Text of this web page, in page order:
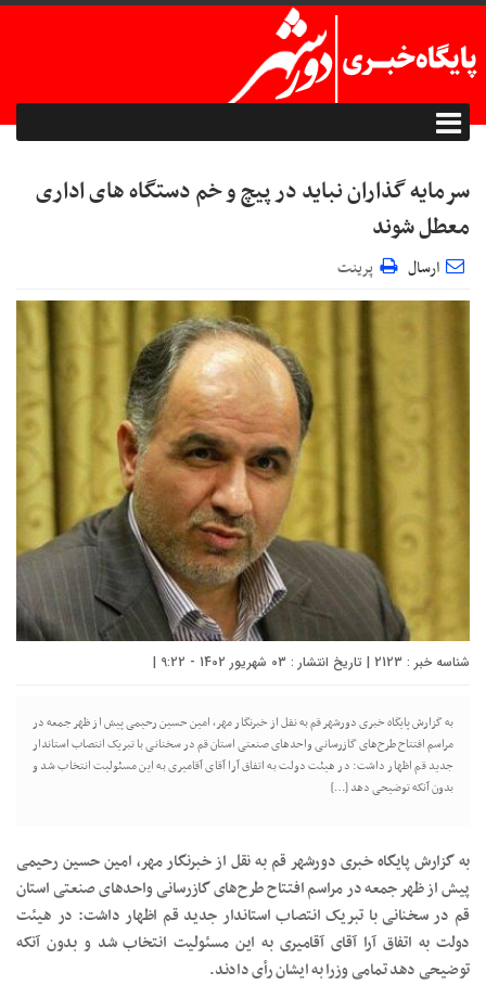
سرمایه گذاران نباید در پیچ و خم دستگاه های اداری
معطل شوند
ارسال پرینت
شناسه خبر : 2123 | تاریخ انتشار : 03 شهریور 1402 - 9:22 |
به گزارش پایگاه خبری دورشهر قم به نقل از خبرنگار مهر، امین حسین رحیمی پیش از ظهر جمعه در
مراسم افتتاح طرح‌های گازرسانی واحدهای صنعتی استان قم در سخنانی با تبریک انتصاب استاندار
جدید قم اظهار داشت: در هیئت دولت به اتفاق آرا آقای آقامیری به این مسئولیت انتخاب شد و
بدون آنکه توضیحی دهد […]
به گزارش پایگاه خبری دورشهر قم به نقل از خبرنگار مهر، امین حسین رحیمی
پیش از ظهر جمعه در مراسم افتتاح طرح‌های گازرسانی واحدهای صنعتی استان
قم در سخنانی با تبریک انتصاب استاندار جدید قم اظهار داشت: در هیئت
دولت به اتفاق آرا آقای آقامیری به این مسئولیت انتخاب شد و بدون آنکه
توضیحی دهد تمامی وزرا به ایشان رأی دادند.